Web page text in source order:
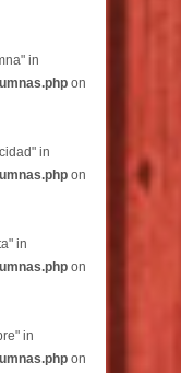
in
on
in
on
in
on
in
on